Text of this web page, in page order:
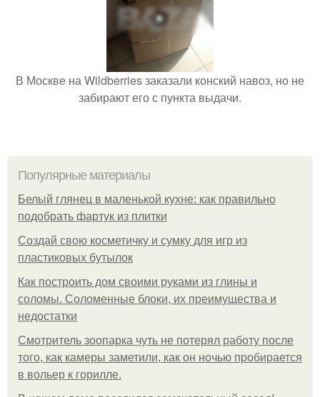
В Москве на Wildberries заказали конский навоз, но не
забирают его с пункта выдачи.
Популярные материалы
Белый глянец в маленькой кухне: как правильно
подобрать фартук из плитки
Создай свою косметичку и сумку для игр из
пластиковых бутылок
Как построить дом своими руками из глины и
соломы. Соломенные блоки, их преимущества и
недостатки
Смотритель зоопарка чуть не потерял работу после
того, как камеры заметили, как он ночью пробирается
в вольер к горилле.